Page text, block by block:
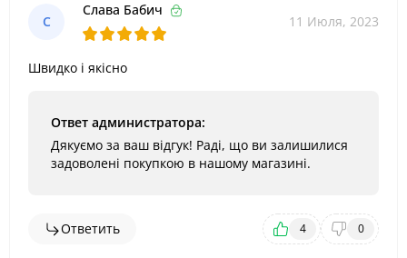
С
Слава Бабич
11 Июля, 2023
Швидко і якісно
Ответ администратора:
Дякуємо за ваш відгук! Раді, що ви залишилися
задоволені покупкою в нашому магазині.
Ответить 4 0